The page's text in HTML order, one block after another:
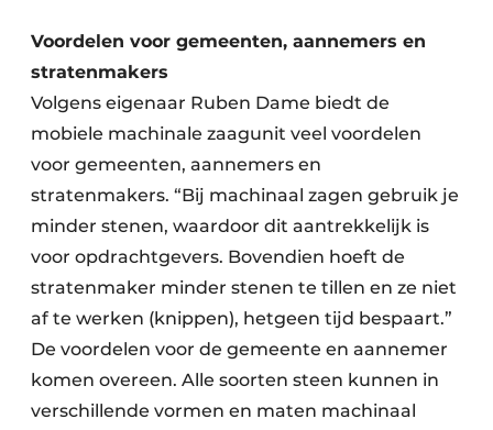
Voordelen voor gemeenten, aannemers en
stratenmakers
Volgens eigenaar Ruben Dame biedt de
mobiele machinale zaagunit veel voordelen
voor gemeenten, aannemers en
stratenmakers. “Bij machinaal zagen gebruik je
minder stenen, waardoor dit aantrekkelijk is
voor opdrachtgevers. Bovendien hoeft de
stratenmaker minder stenen te tillen en ze niet
af te werken (knippen), hetgeen tijd bespaart.”
De voordelen voor de gemeente en aannemer
komen overeen. Alle soorten steen kunnen in
verschillende vormen en maten machinaal